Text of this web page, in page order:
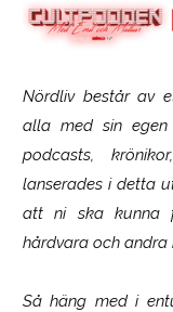
Nördliv består av
alla med sin egen
podcasts,
lanserades i detta
att ni ska kunna
hårdvara och
Så häng med i